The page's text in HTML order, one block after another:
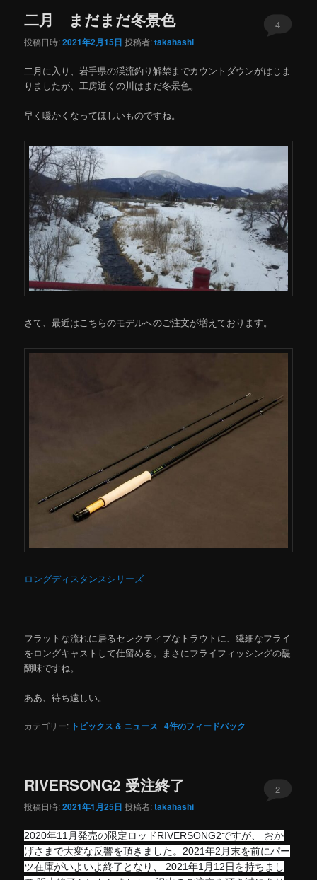
二月 まだまだ冬景色
投稿日時:2021年2月15日 投稿者:takahashi
4
二月に入り、岩手県の渓流釣り解禁までカウントダウンがはじま
りましたが、工房近くの川はまだ冬景色。
早く暖かくなってほしいものですね。
さて、最近はこちらのモデルへのご注文が増えております。
ロングディスタンスシリーズ
フラットな流れに居るセレクティブなトラウトに、繊細なフライ
をロングキャストして仕留める。まさにフライフィッシングの醍
醐味ですね。
ああ、待ち遠しい。
カテゴリー: トピックス & ニュース |4件のフィードバック
RIVERSONG2 受注終了
投稿日時:2021年1月25日 投稿者:takahashi
2
2020年11月発売の限定ロッドRIVERSONG2ですが、 おか
げさまで大変な反響を頂きました。2021年2月末を前にパー
ツ在庫がいよいよ終了となり、 2021年1月12日を持ちまし